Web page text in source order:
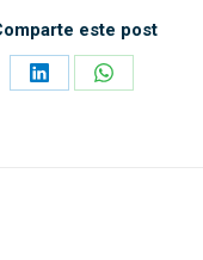
este post
Share
Share